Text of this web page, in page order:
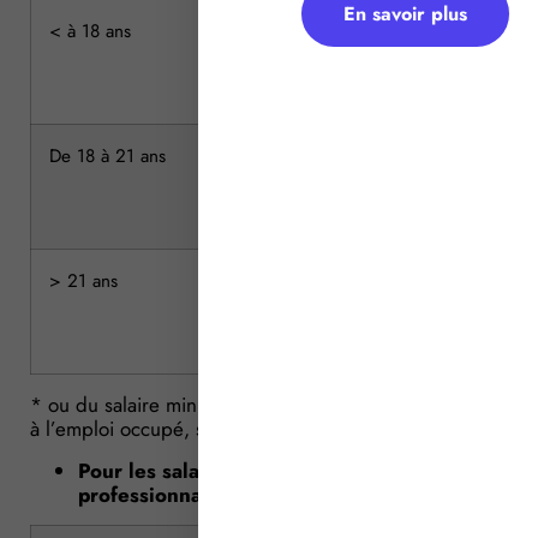
< à 18 ans
542,65 €
De 18 à 21 ans
> 21 ans
* ou du salaire minimum conventionnel correspondant
à l’emploi occupé, s’il est plus favorable
Pour les salariés embauchés en contrat de
professionnalisation (valeur mensuelle)
En savoir plus